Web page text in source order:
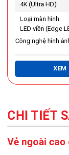
4K (Ultra HD)
Loại màn hình:
LED viền (Edge
Công nghệ hình
Công nghệ hình
Analog Clean
Chuyển động
Giảm độ trễ chơi
HDR10+
XEM
CHI TIẾT
Vẻ ngoài